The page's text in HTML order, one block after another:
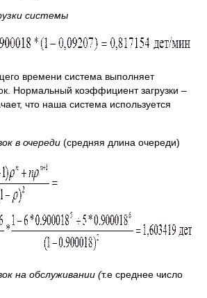
системы
времени система выполняет
Нормальный коэффициент загрузки –
что наша система используется
в очереди (средняя длина очереди)
на обслуживании (т.е среднее число